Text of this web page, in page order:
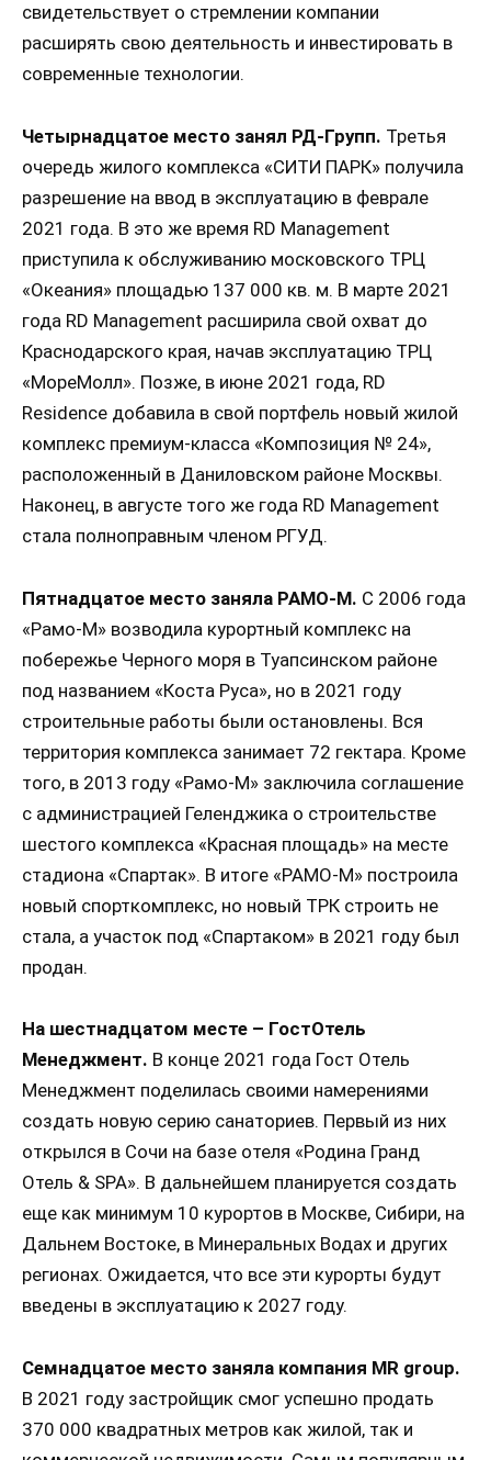
свидетельствует о стремлении компании
расширять свою деятельность и инвестировать в
современные технологии.
Четырнадцатое место занял РД-Групп. Третья
очередь жилого комплекса «СИТИ ПАРК» получила
разрешение на ввод в эксплуатацию в феврале
2021 года. В это же время RD Management
приступила к обслуживанию московского ТРЦ
«Океания» площадью 137 000 кв. м. В марте 2021
года RD Management расширила свой охват до
Краснодарского края, начав эксплуатацию ТРЦ
«МореМолл». Позже, в июне 2021 года, RD
Residence добавила в свой портфель новый жилой
комплекс премиум-класса «Композиция № 24»,
расположенный в Даниловском районе Москвы.
Наконец, в августе того же года RD Management
стала полноправным членом РГУД.
Пятнадцатое место заняла РАМО-М. С 2006 года
«Рамо-М» возводила курортный комплекс на
побережье Черного моря в Туапсинском районе
под названием «Коста Руса», но в 2021 году
строительные работы были остановлены. Вся
территория комплекса занимает 72 гектара. Кроме
того, в 2013 году «Рамо-М» заключила соглашение
с администрацией Геленджика о строительстве
шестого комплекса «Красная площадь» на месте
стадиона «Спартак». В итоге «РАМО-М» построила
новый спорткомплекс, но новый ТРК строить не
стала, а участок под «Спартаком» в 2021 году был
продан.
На шестнадцатом месте – ГостОтель
Менеджмент. В конце 2021 года Гост Отель
Менеджмент поделилась своими намерениями
создать новую серию санаториев. Первый из них
открылся в Сочи на базе отеля «Родина Гранд
Отель & SPA». В дальнейшем планируется создать
еще как минимум 10 курортов в Москве, Сибири, на
Дальнем Востоке, в Минеральных Водах и других
регионах. Ожидается, что все эти курорты будут
введены в эксплуатацию к 2027 году.
Семнадцатое место заняла компания MR group.
В 2021 году застройщик смог успешно продать
370 000 квадратных метров как жилой, так и